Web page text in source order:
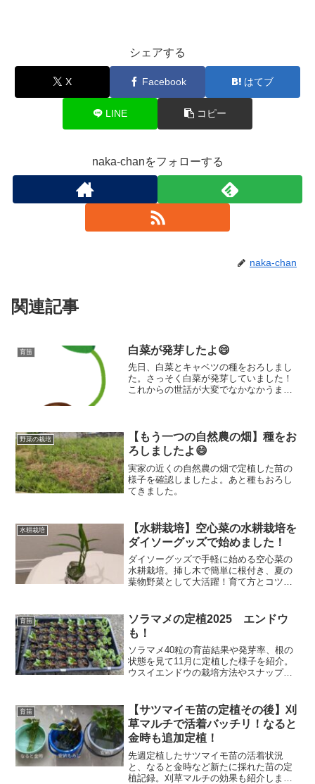
シェアする
X Facebook はてブ
LINE コピー
naka-chanをフォローする
naka-chan
関連記事
育苗 白菜が発芽したよ😄
先日、白菜とキャベツの種をおろしまし
た。さっそく白菜が発芽していました！
これからの世話が大変でなかなかうまく
野菜の栽培
【もう一つの自然農の畑】種をお
ろしましたよ😄
実家の近くの自然農の畑で定植した苗の
様子を確認しましたよ。あと種もおろし
てきました。
水耕栽培
【水耕栽培】空心菜の水耕栽培を
ダイソーグッズで始めました！
ダイソーグッズで手軽に始める空心菜の
水耕栽培。挿し木で簡単に根付き、夏の
葉物野菜として大活躍！育て方とコツを
育苗
ソラマメの定植2025 エンドウ
も！
ソラマメ40粒の育苗結果や発芽率、根の
状態を見て11月に定植した様子を紹介。
ウスイエンドウの栽培方法やスナップエ
育苗
【サツマイモ苗の定植その後】刈
草マルチで活着バッチリ！なると
金時も追加定植！
先週定植したサツマイモ苗の活着状況
と、なると金時など新たに採れた苗の定
植記録。刈草マルチの効果も紹介しま